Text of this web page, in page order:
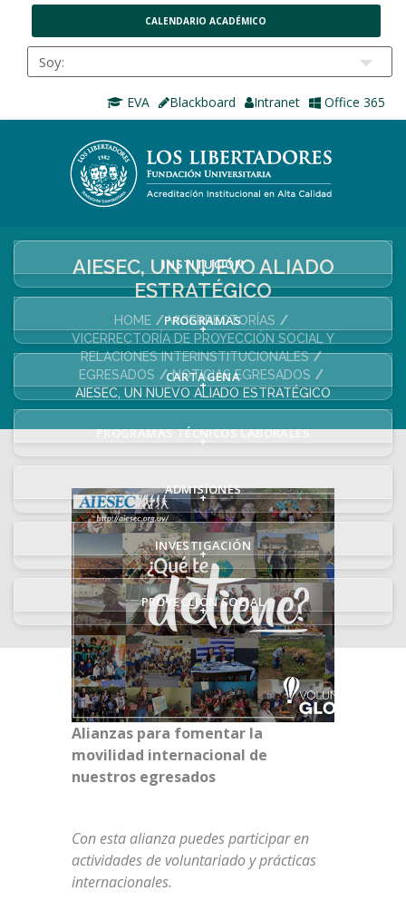
CALENDARIO ACADÉMICO
EVA Blackboard Intranet Office 365
INSTITUCIÓN
+
PROGRAMAS
+
CARTAGENA
+
PROGRAMAS TÉCNICOS LABORALES
+
ADMISIONES
+
INVESTIGACIÓN
+
PROYECCIÓN SOCIAL
+
AIESEC, UN NUEVO ALIADO
ESTRATÉGICO
HOME
VICERRECTORÍAS
VICERRECTORÍA DE PROYECCIÓN SOCIAL Y
RELACIONES INTERINSTITUCIONALES
EGRESADOS
NOTICIAS EGRESADOS
AIESEC, UN NUEVO ALIADO ESTRATÉGICO
Alianzas para fomentar la
movilidad internacional de
nuestros egresados
Con esta alianza puedes participar en
actividades de voluntariado y prácticas
internacionales.